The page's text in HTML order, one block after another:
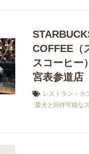
COFFEE（
スコーヒー
宮表参道店
レストラン・カ
愛犬と同伴可能な